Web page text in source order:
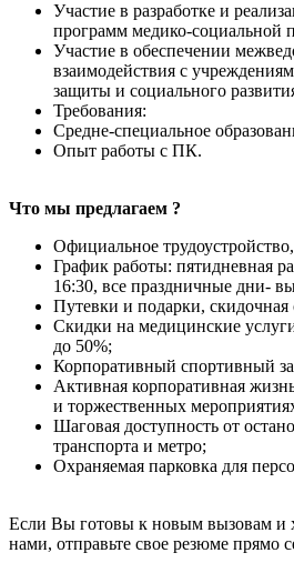
Участие в разработке и
программ медико-социальной
Участие в обеспечении
взаимодействия с
защиты и социального
Требования:
Средне-специальное
Опыт работы с ПК.
Что мы предлагаем ?
Официальное
График работы: пятидневная
16:30, все праздничные дни-
Путевки и подарки,
Скидки на медицинские
до 50%;
Корпоративный спортивный
Активная корпоративная
и торжественных
Шаговая доступность от
транспорта и метро;
Охраняемая парковка для
Если Вы готовы к новым вызовам и
нами, отправьте свое резюме прямо